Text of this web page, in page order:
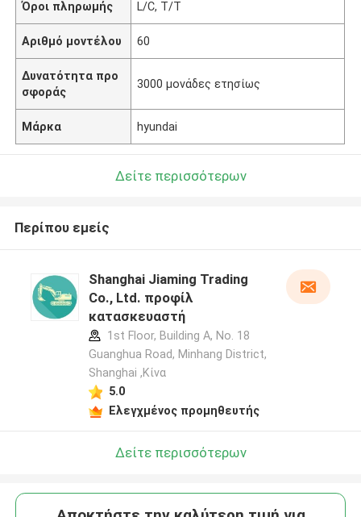
Όροι πληρωμής L/C, T/T
Αριθμό μοντέλου 60
Δυνατότητα προ
σφοράς
3000 μονάδες ετησίως
Μάρκα hyundai
Δείτε περισσότερων
Περίπου εμείς
Shanghai Jiaming Trading
Co., Ltd. προφίλ
κατασκευαστή
1st Floor, Building A, No. 18
Guanghua Road, Minhang District,
Shanghai ,Κίνα
5.0
Ελεγχμένος προμηθευτής
Δείτε περισσότερων